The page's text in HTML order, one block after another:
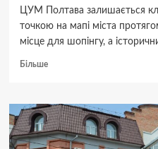
ЦУМ Полтава залишається
точкою на мапі міста
місце для шопінгу, а
БільшеДокладніше
Полтава
магазини
та
графік